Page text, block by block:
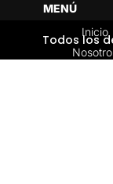
MENÚ
Inicio
Todos los